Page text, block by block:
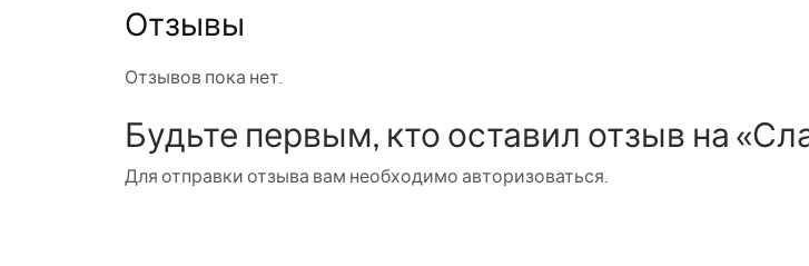
Отзывы
Отзывов пока нет.
Будьте первым, кто оставил отзыв на
Для отправки отзыва вам необходимо авторизоваться.